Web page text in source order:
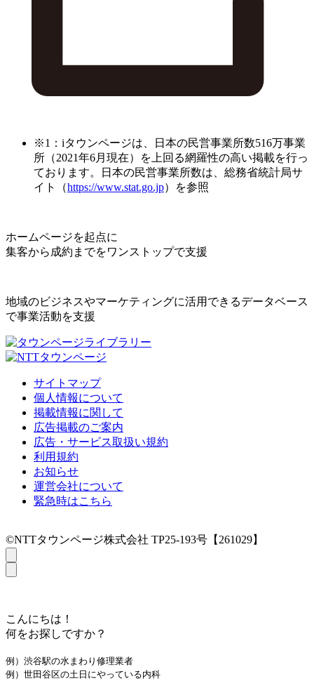
※1：iタウンページは、日本の民営事業所数516万事業
所（2021年6月現在）を上回る網羅性の高い掲載を行っ
ております。日本の民営事業所数は、総務省統計局サ
イト（https://www.stat.go.jp）を参照
ホームページを起点に
集客から成約までをワンストップで支援
地域のビジネスやマーケティングに活用できるデータベース
で事業活動を支援
サイトマップ
個人情報について
掲載情報に関して
広告掲載のご案内
広告・サービス取扱い規約
利用規約
お知らせ
運営会社について
緊急時はこちら
©NTTタウンページ株式会社 TP25-193号【261029】
こんにちは！
何をお探しですか？
例）渋谷駅の水まわり修理業者
例）世田谷区の土日にやっている内科